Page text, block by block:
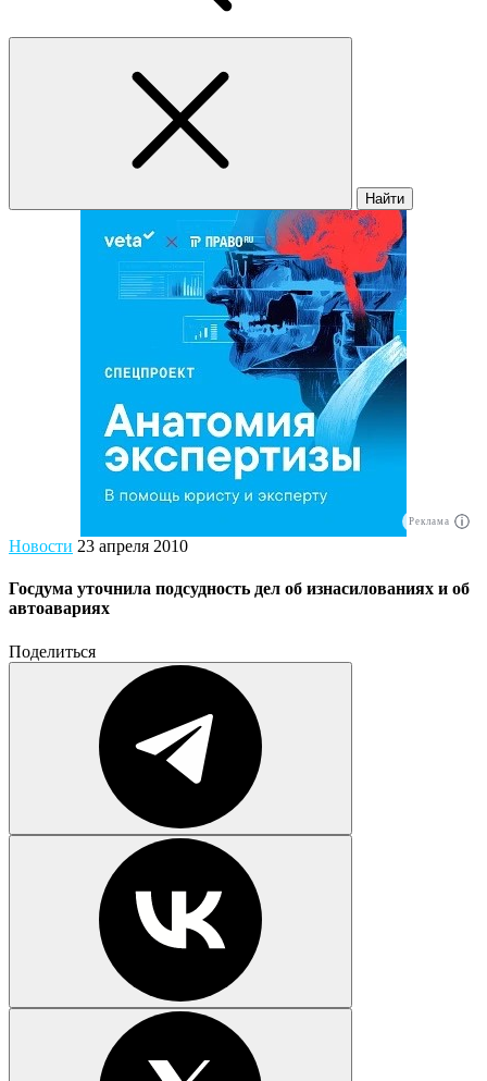
Найти
Реклама
Новости 23 апреля 2010
Госдума уточнила подсудность дел об изнасилованиях и об
автоавариях
Поделиться